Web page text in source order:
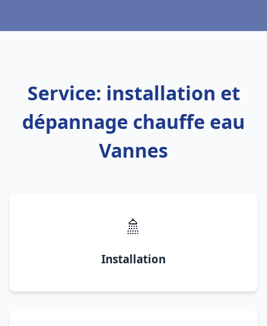
Service: installation et
dépannage chauffe eau
Vannes
🚿
Installation